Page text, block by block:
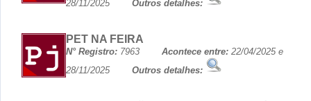
28/11/2025 Outros detalhes:
PET NA FEIRA
N° Registro: 7963 Acontece entre: 22/04/2025 e
28/11/2025 Outros detalhes: